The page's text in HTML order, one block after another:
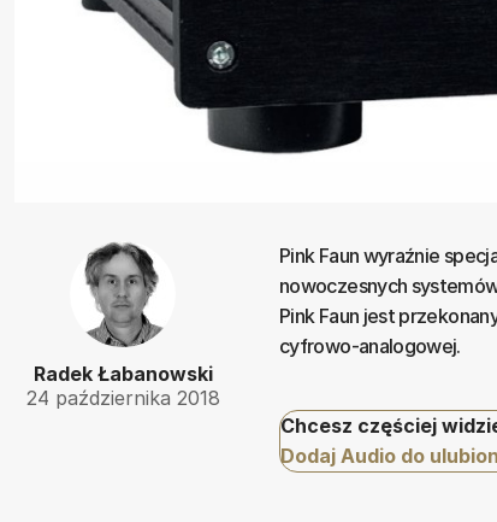
Radek Łabanowski
24 października 2018
Pink Faun wyraźnie
nowoczesnych
Pink Faun jest
cyfrowo-analogowej.
Chcesz częściej
Dodaj Audio do